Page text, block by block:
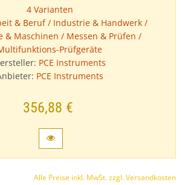
4 Varianten
& Beruf / Industrie & Handwerk /
& Maschinen / Messen & Prüfen /
Prüfgeräte
PCE Instruments
PCE Instruments
356,88 €
Alle Preise inkl. MwSt. zzgl. Versandkosten